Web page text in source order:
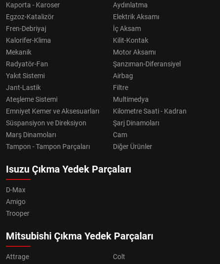
Kaporta - Karoser
Aydınlatma
Egzoz-Katalizör
Elektrik Aksamı
Fren-Debriyaj
İç Aksam
Kalorifer-Klima
Kilit-Kontak
Mekanik
Motor Aksamı
Radyatör-Fan
Şanzıman-Diferansiyel
Yakıt Sistemi
Airbag
Jant-Lastik
Filtre
Ateşleme Sistemi
Multimedya
Emniyet Kemer ve Aksesuarları
Kilometre Saati - Kadran
Süspansiyon ve Direksiyon
Şarj Dinamoları
Marş Dinamoları
Cam
Tampon - Tampon Parçaları
Diğer Ürünler
Isuzu Çıkma Yedek Parçaları
D-Max
Amigo
Trooper
Mitsubishi Çıkma Yedek Parçaları
Attrage Colt